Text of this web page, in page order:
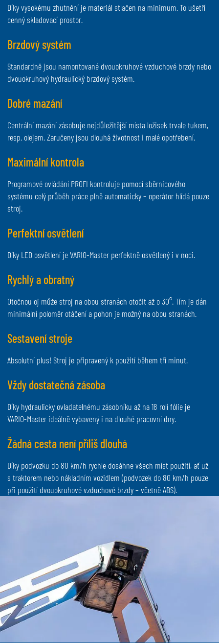
Díky vysokému zhutnění je materiál stlačen na minimum. To ušetří
cenný skladovací prostor.
Brzdový systém
Standardně jsou namontované dvouokruhové vzduchové brzdy nebo
dvouokruhový hydraulický brzdový systém.
Dobré mazání
Centrální mazání zásobuje nejdůležitější místa ložisek trvale tukem,
resp. olejem. Zaručeny jsou dlouhá životnost i malé opotřebení.
Maximální kontrola
Programové ovládání PROFI kontroluje pomocí sběrnicového
systému celý průběh práce plně automaticky – operátor hlídá pouze
stroj.
Perfektní osvětlení
Díky LED osvětlení je VARIO-Master perfektně osvětlený i v noci.
Rychlý a obratný
Otočnou oj může stroj na obou stranách otočit až o 30°. Tím je dán
minimální poloměr otáčení a pohon je možný na obou stranách.
Sestavení stroje
Absolutní plus! Stroj je připravený k použití během tří minut.
Vždy dostatečná zásoba
Díky hydraulicky ovladatelnému zásobníku až na 18 rolí fólie je
VARIO-Master ideálně vybavený i na dlouhé pracovní dny.
Žádná cesta není příliš dlouhá
Díky podvozku do 80 km/h rychle dosáhne všech míst použití, ať už
s traktorem nebo nákladním vozidlem (podvozek do 80 km/h pouze
při použití dvouokruhové vzduchové brzdy – včetně ABS).